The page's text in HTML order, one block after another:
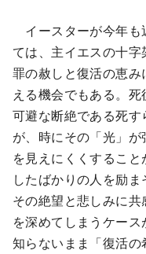
イースターが今年も
ては、主イエスの十字
罪の赦しと復活の恵
える機会でもある。
可避な断絶である死
が、時にその「光」
を見えにくくするこ
したばかりの人を励ま
その絶望と悲しみに
を深めてしまうケー
知らないまま「復活